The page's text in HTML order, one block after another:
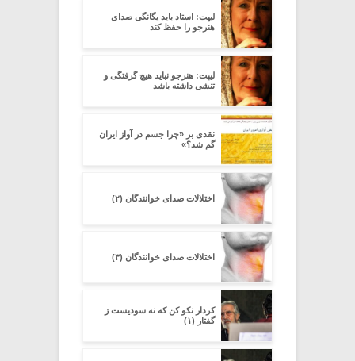
لیپت: استاد باید یگانگی صدای
هنرجو را حفظ کند
لیپت: هنرجو نباید هیچ گرفتگی و
تنشی داشته باشد
نقدی بر «چرا جسم در آواز ایران
گم شد؟»
اختلالات صدای خوانندگان (۲)
اختلالات صدای خوانندگان (۳)
کردار نکو کن که نه سودیست ز
گفتار (۱)